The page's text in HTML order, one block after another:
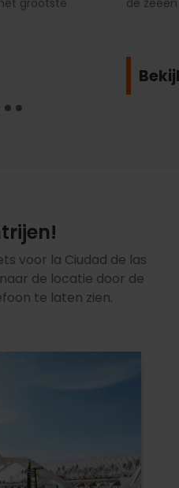
grootste
de
voor la Ciudad de las
de locatie door de
te laten zien.